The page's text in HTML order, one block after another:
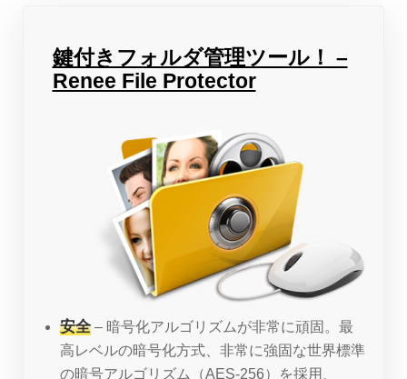
鍵付きフォルダ管理ツール！ –
Renee File Protector
安全 – 暗号化アルゴリズムが非常に頑固。最
高レベルの暗号化方式、非常に強固な世界標準
の暗号アルゴリズム（AES-256）を採用、